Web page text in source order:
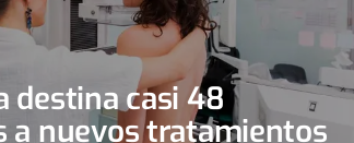
destina casi 48
a nuevos tratamientos